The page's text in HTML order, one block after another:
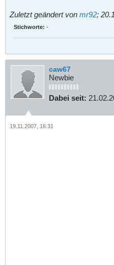
Zuletzt geändert von mr92;
Stichworte: -
caw67
Newbie
Dabei seit:
19.11.2007, 16:31